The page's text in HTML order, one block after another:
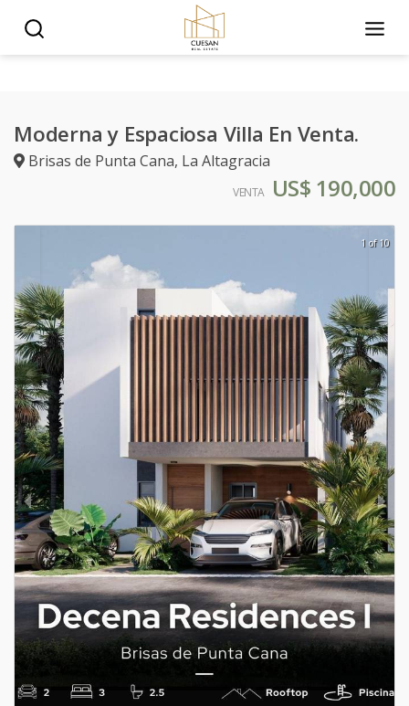
Moderna y Espaciosa Villa En Venta.
Brisas de Punta Cana, La Altagracia
VENTA US$ 190,000
1 of 10